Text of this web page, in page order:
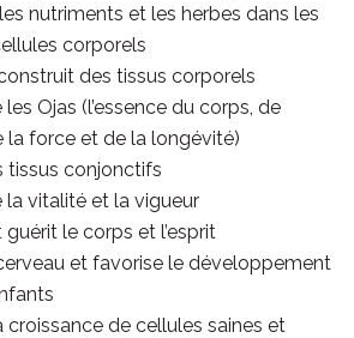
nutriments et les herbes dans les
corporels
des tissus corporels
Ojas (l’essence du corps, de
la force et de la longévité)
tissus conjonctifs
la vitalité et la vigueur
guérit le corps et l’esprit
et favorise le développement
croissance de cellules saines et